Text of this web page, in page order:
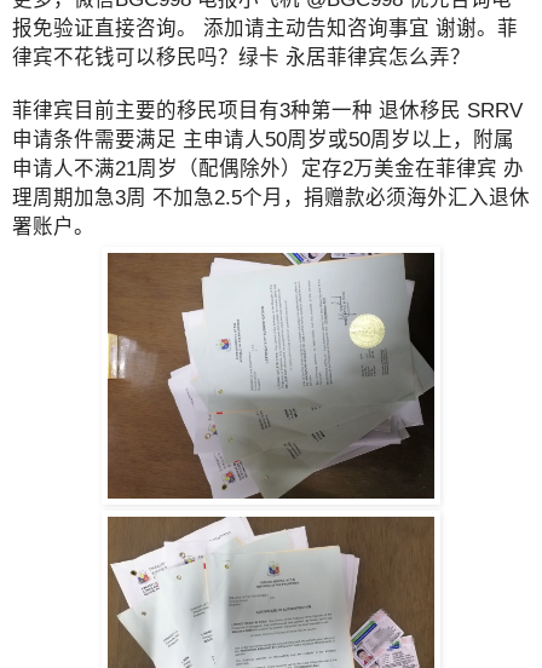
报免验证直接咨询。 添加请主动告知咨询事宜 谢谢。菲
律宾不花钱可以移民吗？绿卡 永居菲律宾怎么弄？
菲律宾目前主要的移民项目有3种第一种 退休移民 SRRV
申请条件需要满足 主申请人50周岁或50周岁以上，附属
申请人不满21周岁（配偶除外）定存2万美金在菲律宾 办
理周期加急3周 不加急2.5个月，捐赠款必须海外汇入退休
署账户。